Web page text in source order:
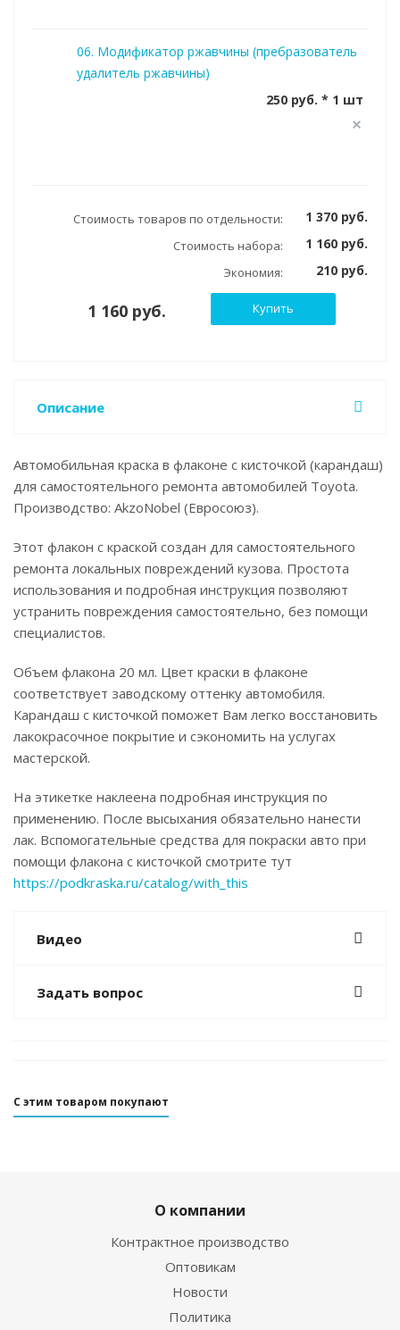
06. Модификатор ржавчины (пребразователь
удалитель ржавчины)
250 руб. * 1 шт
Стоимость товаров по отдельности: 1 370 руб.
Стоимость набора: 1 160 руб.
Экономия: 210 руб.
1 160 руб. Купить
Описание
Автомобильная краска в флаконе с кисточкой (карандаш)
для самостоятельного ремонта автомобилей Toyota.
Производство: AkzoNobel (Евросоюз).
Этот флакон с краской создан для самостоятельного
ремонта локальных повреждений кузова. Простота
использования и подробная инструкция позволяют
устранить повреждения самостоятельно, без помощи
специалистов.
Объем флакона 20 мл. Цвет краски в флаконе
соответствует заводскому оттенку автомобиля.
Карандаш с кисточкой поможет Вам легко восстановить
лакокрасочное покрытие и сэкономить на услугах
мастерской.
На этикетке наклеена подробная инструкция по
применению. После высыхания обязательно нанести
лак. Вспомогательные средства для покраски авто при
помощи флакона с кисточкой смотрите тут
https://podkraska.ru/catalog/with_this
Видео
Задать вопрос
С этим товаром покупают
О компании
Контрактное производство
Оптовикам
Новости
Политика